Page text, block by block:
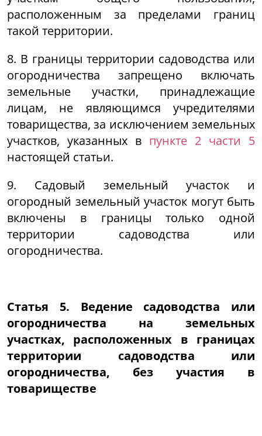
расположенным за пределами границ
такой территории.
8. В границы территории садоводства или
огородничества запрещено включать
земельные участки, принадлежащие
лицам, не являющимся учредителями
товарищества, за исключением земельных
участков, указанных в пункте 2 части 5
настоящей статьи.
9. Садовый земельный участок и
огородный земельный участок могут быть
включены в границы только одной
территории садоводства или
огородничества.
Статья 5. Ведение садоводства или
огородничества на земельных
участках, расположенных в границах
территории садоводства или
огородничества, без участия в
товариществе